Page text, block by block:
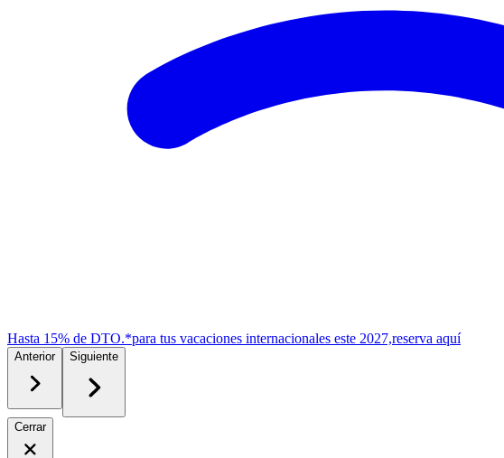
Hasta 15% de DTO.*para tus vacaciones internacionales este 2027,reserva aquí
Anterior Siguiente
Cerrar